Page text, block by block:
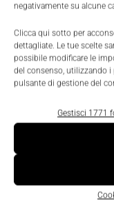
negativamente su alcune
Clicca qui sotto per
dettagliate. Le tue scelte
possibile modificare le
del consenso, utilizzando
pulsante di gestione del
Gestisci 1771
Edicola